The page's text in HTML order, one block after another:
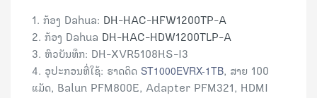
1. ກ້ອງ Dahua: DH-HAC-HFW1200TP-A
2. ກ້ອງ Dahua DH-HAC-HDW1200TLP-A
3. ຫົວບັນທຶກ: DH-XVR5108HS-I3
4. ອຸປະກອນທີ່ໃຊ້: ຮາດດິດ ST1000EVRX-1TB, ສາຍ 100
ແມັດ, Balun PFM800E, Adapter PFM321, HDMI